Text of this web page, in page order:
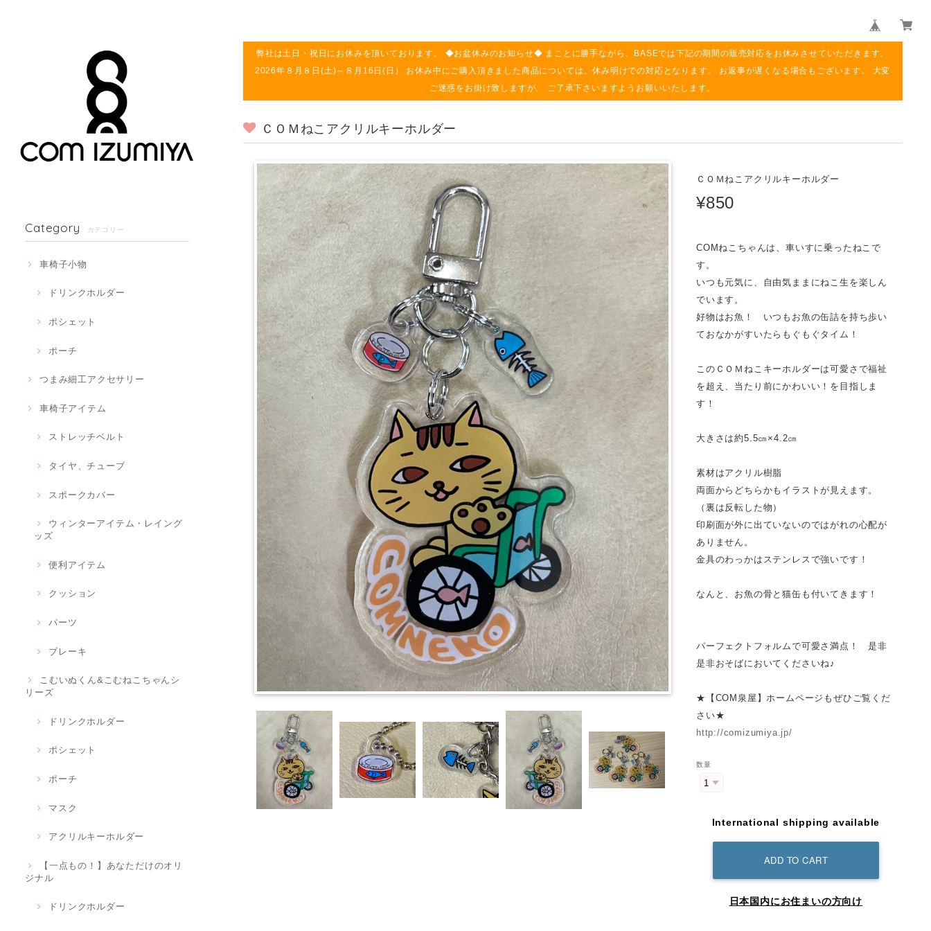
Category カテゴリー
車椅子小物
ドリンクホルダー
ポシェット
ポーチ
つまみ細工アクセサリー
車椅子アイテム
ストレッチベルト
タイヤ、チューブ
スポークカバー
ウィンターアイテム・レイング
ッズ
便利アイテム
クッション
パーツ
ブレーキ
こむいぬくん&こむねこちゃんシ
リーズ
ドリンクホルダー
ポシェット
ポーチ
マスク
アクリルキーホルダー
【一点もの！】あなただけのオリ
ジナル
ドリンクホルダー
弊社は土日・祝日にお休みを頂いております。 ◆お盆休みのお知らせ◆ まことに勝手ながら、BASEでは下記の期間の販売対応をお休みさせていただきます。
2026年８月８日(土)～８月16日(日） お休み中にご購入頂きました商品については、休み明けでの対応となります。 お返事が遅くなる場合もございます。 大変
ご迷惑をお掛け致しますが、 ご了承下さいますようお願いいたします。
ＣＯＭねこアクリルキーホルダー
ＣＯＭねこアクリルキーホルダー
¥850
COMねこちゃんは、車いすに乗ったねこで
す。
いつも元気に、自由気ままにねこ生を楽しん
でいます。
好物はお魚！ いつもお魚の缶詰を持ち歩い
ておなかがすいたらもぐもぐタイム！
このＣＯＭねこキーホルダーは可愛さで福祉
を超え、当たり前にかわいい！を目指しま
す！
大きさは約5.5㎝×4.2㎝
素材はアクリル樹脂
両面からどちらかもイラストが見えます。
（裏は反転した物）
印刷面が外に出ていないのではがれの心配が
ありません。
金具のわっかはステンレスで強いです！
なんと、お魚の骨と猫缶も付いてきます！
パーフェクトフォルムで可愛さ満点！ 是非
是非おそばにおいてくださいね♪
★【COM泉屋】ホームページもぜひご覧くだ
さい★
http://comizumiya.jp/
数量
International shipping available
ADD TO CART
日本国内にお住まいの方向け